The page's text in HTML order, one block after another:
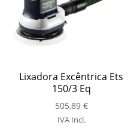
Lixadora Excêntrica Ets
150/3 Eq
505,89 €
IVA Incl.